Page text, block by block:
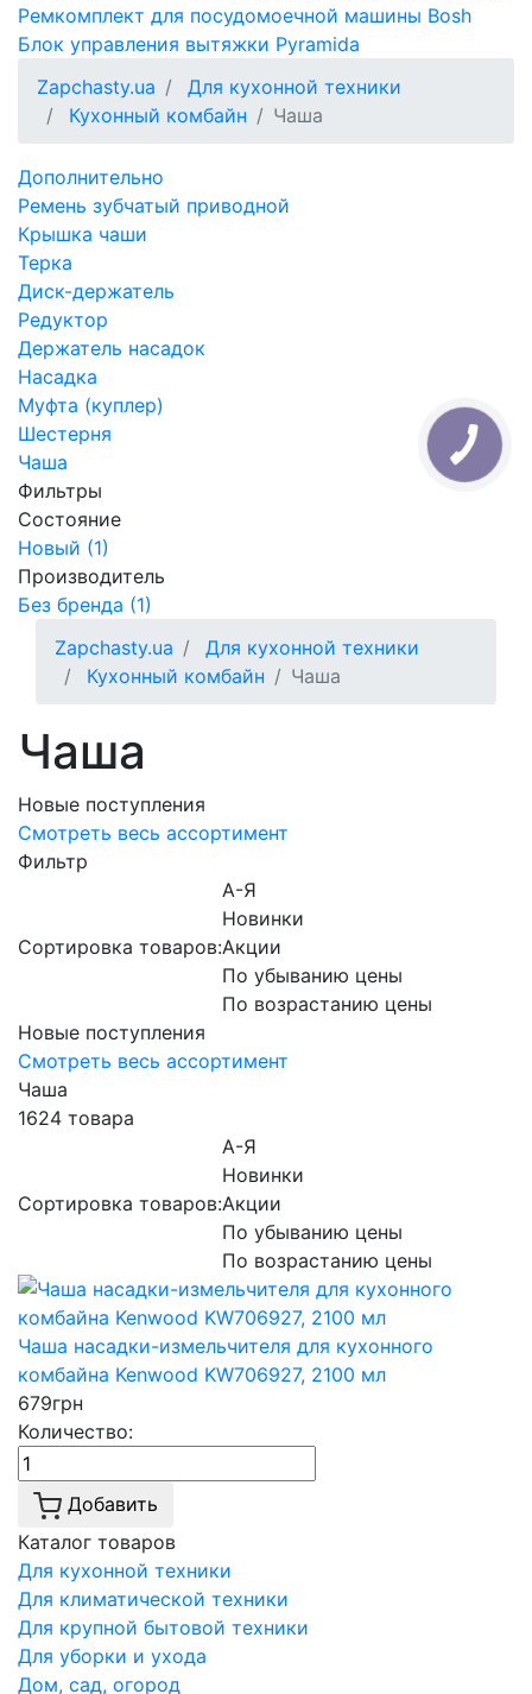
Ремкомплект для посудомоечной машины Bosh
Блок управления вытяжки Pyramida
Zapchasty.ua
Для кухонной техники
Кухонный комбайн
Чаша
Дополнительно
Ремень зубчатый приводной
Крышка чаши
Терка
Диск-держатель
Редуктор
Держатель насадок
Насадка
Муфта (куплер)
Шестерня
Чаша
Фильтры
Состояние
Новый (1)
Производитель
Без бренда (1)
Zapchasty.ua
Для кухонной техники
Кухонный комбайн
Чаша
Чаша
Новые поступления
Смотреть весь ассортимент
Фильтр
Сортировка товаров:
А-Я
Новинки
Акции
По убыванию цены
По возрастанию цены
Новые поступления
Смотреть весь ассортимент
Чаша
1624 товара
Сортировка товаров:
А-Я
Новинки
Акции
По убыванию цены
По возрастанию цены
Чаша насадки-измельчителя для кухонного
комбайна Kenwood KW706927, 2100 мл
679грн
Количество:
Добавить
Каталог товаров
Для кухонной техники
Для климатической техники
Для крупной бытовой техники
Для уборки и ухода
Дом, сад, огород